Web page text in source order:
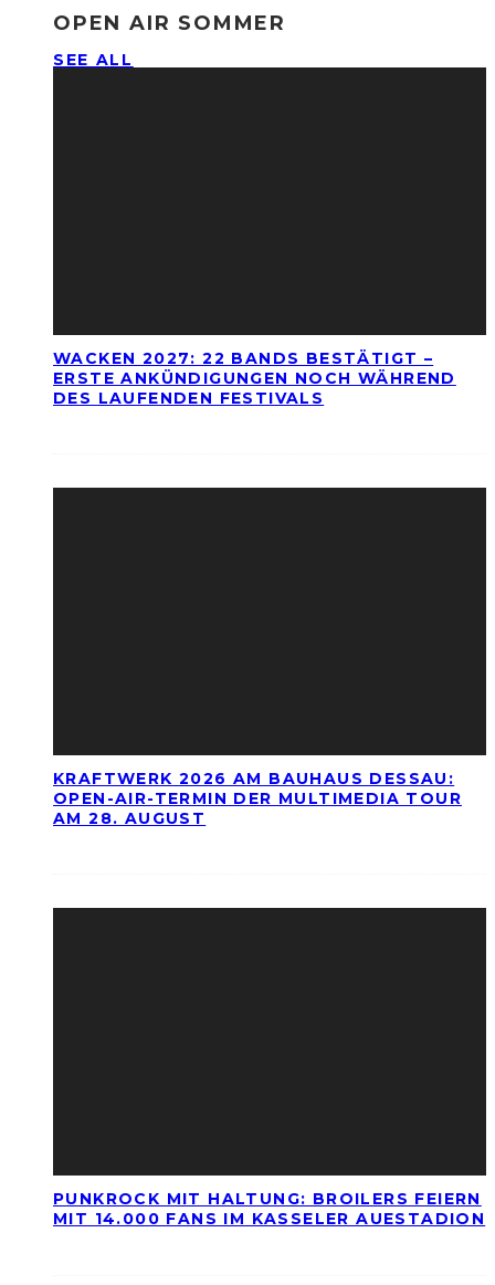
OPEN AIR SOMMER
SEE ALL
WACKEN 2027: 22 BANDS BESTÄTIGT –
ERSTE ANKÜNDIGUNGEN NOCH WÄHREND
DES LAUFENDEN FESTIVALS
KRAFTWERK 2026 AM BAUHAUS DESSAU:
OPEN-AIR-TERMIN DER MULTIMEDIA TOUR
AM 28. AUGUST
PUNKROCK MIT HALTUNG: BROILERS FEIERN
MIT 14.000 FANS IM KASSELER AUESTADION